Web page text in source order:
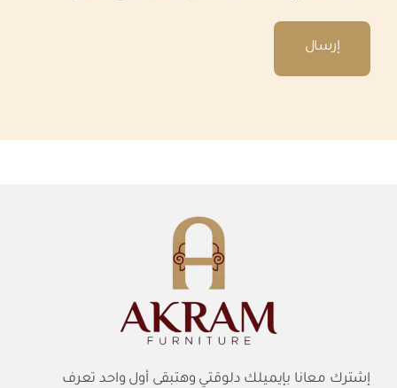
إشترك معانا بإيميلك دلوقتي وهتبقى أول واحد تعرف